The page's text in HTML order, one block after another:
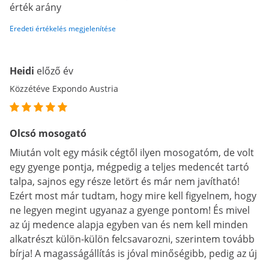
érték arány
Eredeti értékelés megjelenítése
Heidi előző év
Közzétéve Expondo Austria
Olcsó mosogató
Miután volt egy másik cégtől ilyen mosogatóm, de volt
egy gyenge pontja, mégpedig a teljes medencét tartó
talpa, sajnos egy része letört és már nem javítható!
Ezért most már tudtam, hogy mire kell figyelnem, hogy
ne legyen megint ugyanaz a gyenge pontom! És mivel
az új medence alapja egyben van és nem kell minden
alkatrészt külön-külön felcsavarozni, szerintem tovább
bírja! A magasságállítás is jóval minőségibb, pedig az új